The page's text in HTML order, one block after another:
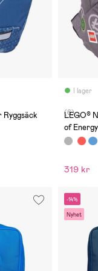
Ryggsäck
I lager
(6)
LEGO®
of
319 kr
-14%
Nyhet